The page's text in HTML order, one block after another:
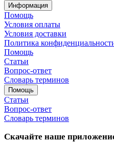
Информация
Помощь
Условия оплаты
Условия доставки
Политика
Помощь
Статьи
Вопрос-ответ
Словарь терминов
Помощь
Статьи
Вопрос-ответ
Словарь терминов
Скачайте наше